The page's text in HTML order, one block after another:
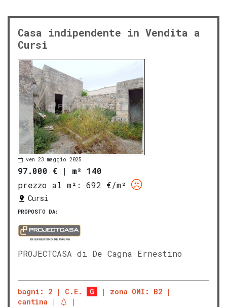
Casa indipendente in Vendita a
Cursi
ven 23 maggio 2025
97.000 € | m² 140
prezzo al m²:
692 €/m²
Cursi
PROPOSTO DA:
PROJECTCASA di De Cagna Ernestino
bagni: 2 C.E. G
zona OMI: B2
cantina